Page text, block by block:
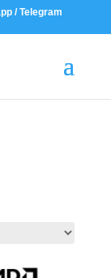
/ Telegram